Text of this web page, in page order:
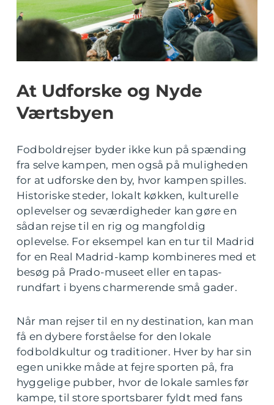
At Udforske og Nyde
Værtsbyen
Fodboldrejser byder ikke kun på spænding
fra selve kampen, men også på muligheden
for at udforske den by, hvor kampen spilles.
Historiske steder, lokalt køkken, kulturelle
oplevelser og seværdigheder kan gøre en
sådan rejse til en rig og mangfoldig
oplevelse. For eksempel kan en tur til Madrid
for en Real Madrid-kamp kombineres med et
besøg på Prado-museet eller en tapas-
rundfart i byens charmerende små gader.
Når man rejser til en ny destination, kan man
få en dybere forståelse for den lokale
fodboldkultur og traditioner. Hver by har sin
egen unikke måde at fejre sporten på, fra
hyggelige pubber, hvor de lokale samles før
kampe, til store sportsbarer fyldt med fans